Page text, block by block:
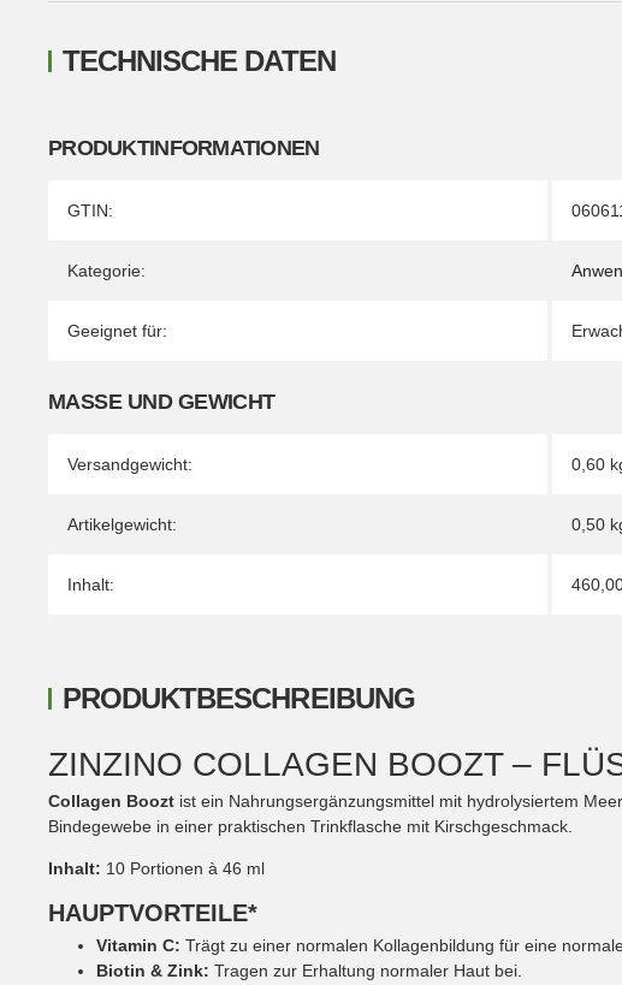
TECHNISCHE DATEN
PRODUKTINFORMATIONEN
Produkteigenschaft
Wert
GTIN:
Kategorie:
Geeignet für:
MASSE UND GEWICHT
Versandgewicht: 0,60
Artikelgewicht: 0,50
Inhalt:
PRODUKTBESCHREIBUNG
ZINZINO COLLAGEN BOOZT –
Collagen Boozt ist ein Nahrungsergänzungsmittel mit hydrolysiertem
Bindegewebe in einer praktischen Trinkflasche mit Kirschgeschmack.
Inhalt: 10 Portionen à 46 ml
HAUPTVORTEILE*
Vitamin C: Trägt zu einer normalen Kollagenbildung für eine
Biotin & Zink: Tragen zur Erhaltung normaler Haut bei.